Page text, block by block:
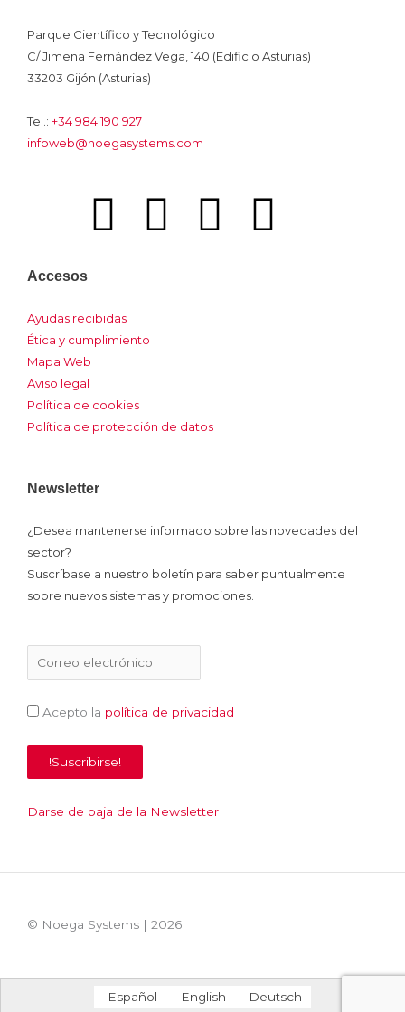
Parque Científico y Tecnológico
C/ Jimena Fernández Vega, 140 (Edificio Asturias)
33203 Gijón (Asturias)
Tel.: +34 984 190 927
infoweb@noegasystems.com
c
o
n
-
x
F
c
e
b
o
k
L
d
n
Y
b
I
a
m
Accesos
Ayudas recibidas
Ética y cumplimiento
Mapa Web
Aviso legal
Política de cookies
Política de protección de datos
Newsletter
¿Desea mantenerse informado sobre las novedades del
sector?
Suscríbase a nuestro boletín para saber puntualmente
sobre nuevos sistemas y promociones.
Acepto la política de privacidad
Darse de baja de la Newsletter
© Noega Systems | 2026
Español English Deutsch